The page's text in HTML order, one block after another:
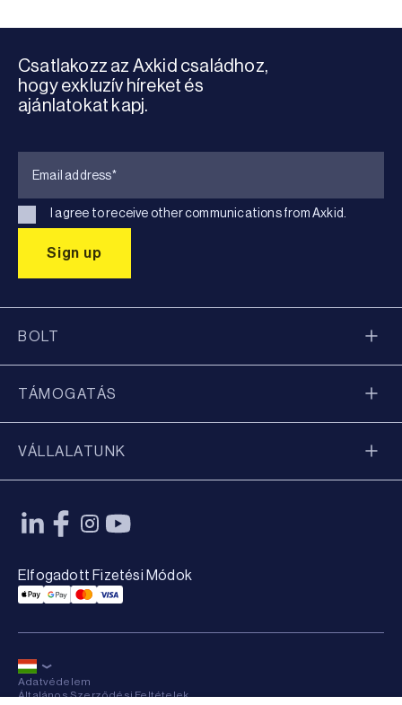
Csatlakozz az Axkid családhoz,
hogy exkluzív híreket és
ajánlatokat kapj.
I agree to receive other communications from Axkid.
BOLT
TÁMOGATÁS
VÁLLALATUNK
Elfogadott Fizetési Módok
Applepay Payment
Googlepay Payment
Mastercard Payment
Visa Payment
Adatvédelem
Általános Szerződési Feltételek